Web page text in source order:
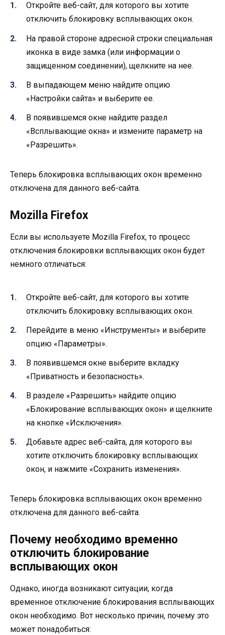
Откройте веб-сайт, для которого вы хотите
отключить блокировку всплывающих окон.
На правой стороне адресной строки специальная
иконка в виде замка (или информации о
защищенном соединении), щелкните на нее.
В выпадающем меню найдите опцию
«Настройки сайта» и выберите ее.
В появившемся окне найдите раздел
«Всплывающие окна» и измените параметр на
«Разрешить».
Теперь блокировка всплывающих окон временно
отключена для данного веб-сайта.
Mozilla Firefox
Если вы используете Mozilla Firefox, то процесс
отключения блокировки всплывающих окон будет
немного отличаться:
Откройте веб-сайт, для которого вы хотите
отключить блокировку всплывающих окон.
Перейдите в меню «Инструменты» и выберите
опцию «Параметры».
В появившемся окне выберите вкладку
«Приватность и безопасность».
В разделе «Разрешить» найдите опцию
«Блокирование всплывающих окон» и щелкните
на кнопке «Исключения».
Добавьте адрес веб-сайта, для которого вы
хотите отключить блокировку всплывающих
окон, и нажмите «Сохранить изменения».
Теперь блокировка всплывающих окон временно
отключена для данного веб-сайта.
Почему необходимо временно
отключить блокирование
всплывающих окон
Однако, иногда возникают ситуации, когда
временное отключение блокирования всплывающих
окон необходимо. Вот несколько причин, почему это
может понадобиться: